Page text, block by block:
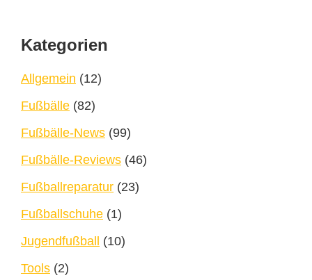
Footer
Kategorien
Allgemein (12)
Fußbälle (82)
Fußbälle-News (99)
Fußbälle-Reviews (46)
Fußballreparatur (23)
Fußballschuhe (1)
Jugendfußball (10)
Tools (2)